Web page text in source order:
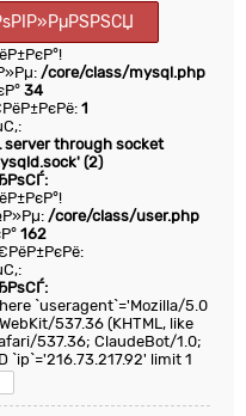
/core/class/mysql.php
34
1
server through socket
(2)
/core/class/user.php
162
`useragent`='Mozilla/5.0
537.36 (KHTML, like
537.36; ClaudeBot/1.0;
`ip`='216.73.217.92' limit 1